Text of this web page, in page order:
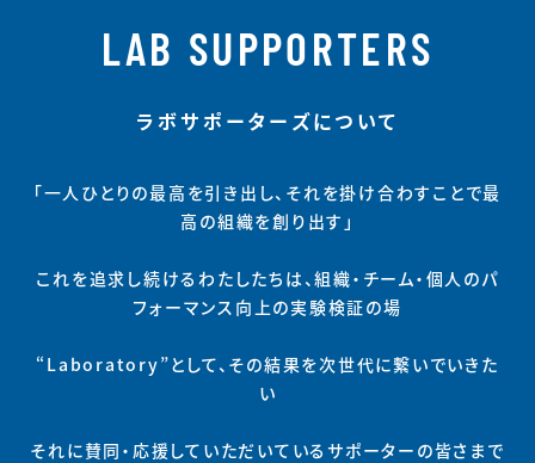
LAB SUPPORTERS
ラボサポーターズについて
「一人ひとりの最高を引き出し、それを掛け合わすことで最
高の組織を創り出す」
これを追求し続けるわたしたちは、組織・チーム・個人のパ
フォーマンス向上の実験検証の場
“Laboratory”として、その結果を次世代に繋いでいきた
い
それに賛同・応援していただいているサポーターの皆さまで